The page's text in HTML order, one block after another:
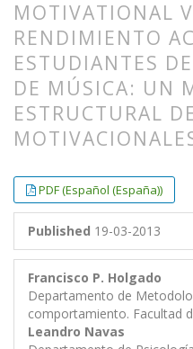
MOTIVATIONAL
RENDIMIENTO
ESTUDIANTES
DE MÚSICA: UN
ESTRUCTURAL
PDF (Español (España))
Published 19-03-2013
Francisco P. Holgado
Departamento de
comportamiento. Facultad
Leandro Navas